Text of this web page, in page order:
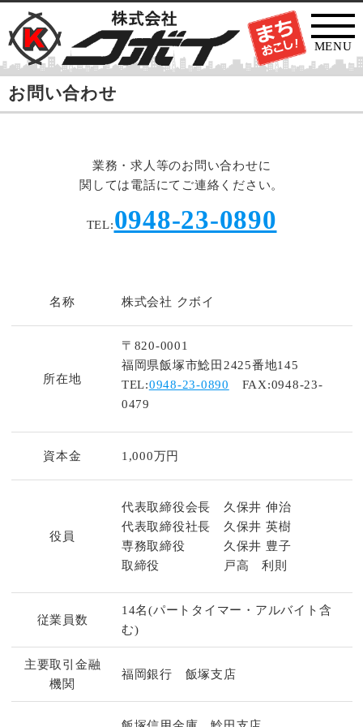
MENU
お問い合わせ
業務・求人等のお問い合わせに
関しては電話にてご連絡ください。
TEL:0948-23-0890
名称 株式会社 クボイ
所在地
〒820-0001
福岡県飯塚市鯰田2425番地145
TEL:0948-23-0890
FAX:0948-23-
0479
資本金 1,000万円
役員
代表取締役会長 久保井 伸治
代表取締役社長 久保井 英樹
専務取締役 久保井 豊子
取締役 戸高 利則
従業員数
14名(パートタイマー・アルバイト含
む)
主要取引金融
機関
福岡銀行 飯塚支店